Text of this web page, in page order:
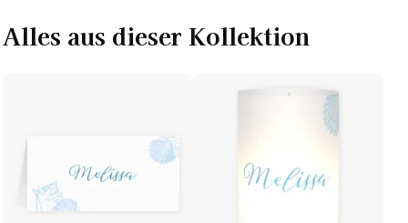
Alles aus dieser Kollektion